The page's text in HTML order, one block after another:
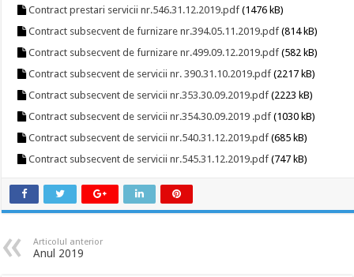
Contract prestari servicii nr.546.31.12.2019.pdf (1476 kB)
Contract subsecvent de furnizare nr.394.05.11.2019.pdf (814 kB)
Contract subsecvent de furnizare nr.499.09.12.2019.pdf (582 kB)
Contract subsecvent de servicii nr. 390.31.10.2019.pdf (2217 kB)
Contract subsecvent de servicii nr.353.30.09.2019.pdf (2223 kB)
Contract subsecvent de servicii nr.354.30.09.2019 .pdf (1030 kB)
Contract subsecvent de servicii nr.540.31.12.2019.pdf (685 kB)
Contract subsecvent de servicii nr.545.31.12.2019.pdf (747 kB)
Articolul anterior
Anul 2019